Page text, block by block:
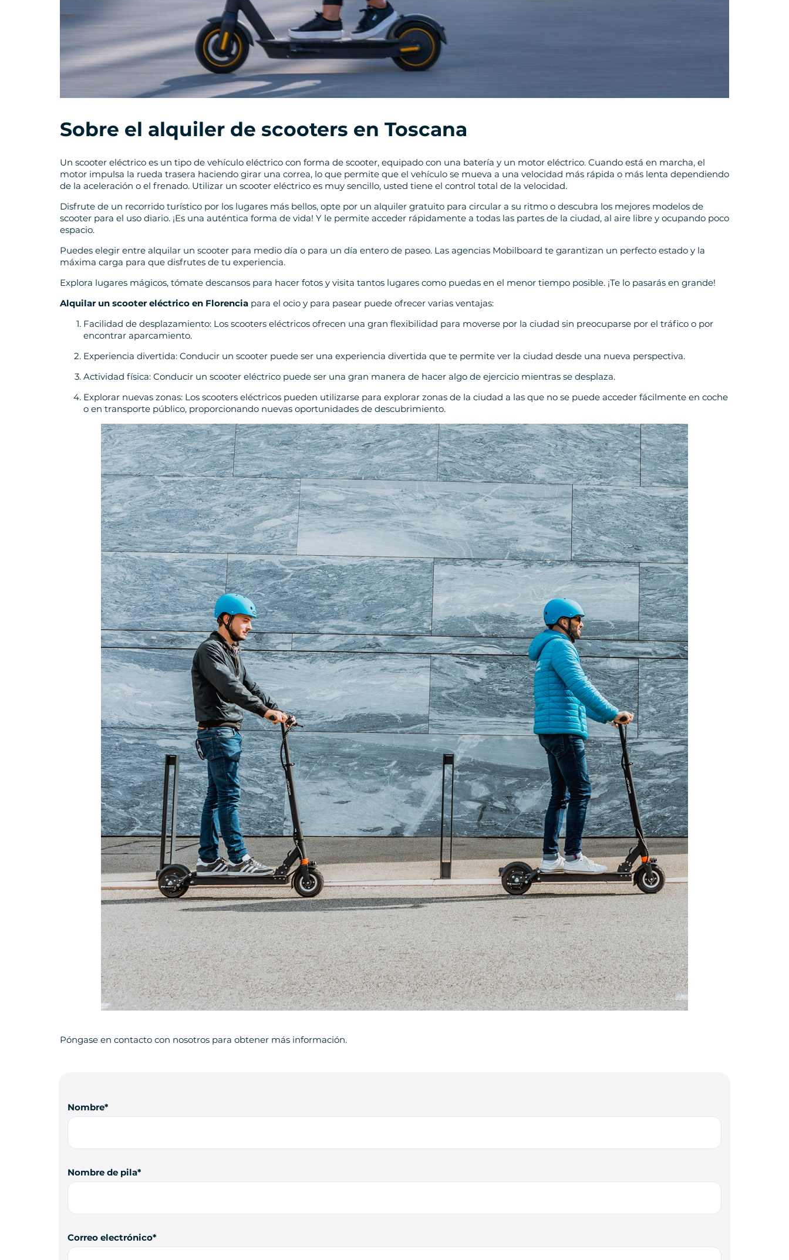
Sobre el alquiler de scooters en Toscana
Un scooter eléctrico es un tipo de vehículo eléctrico con forma de scooter, equipado con una batería y un motor eléctrico. Cuando está en marcha, el
motor impulsa la rueda trasera haciendo girar una correa, lo que permite que el vehículo se mueva a una velocidad más rápida o más lenta dependiendo
de la aceleración o el frenado. Utilizar un scooter eléctrico es muy sencillo, usted tiene el control total de la velocidad.
Disfrute de un recorrido turístico por los lugares más bellos, opte por un alquiler gratuito para circular a su ritmo o descubra los mejores modelos de
scooter para el uso diario. ¡Es una auténtica forma de vida! Y le permite acceder rápidamente a todas las partes de la ciudad, al aire libre y ocupando poco
espacio.
Puedes elegir entre alquilar un scooter para medio día o para un día entero de paseo. Las agencias Mobilboard te garantizan un perfecto estado y la
máxima carga para que disfrutes de tu experiencia.
Explora lugares mágicos, tómate descansos para hacer fotos y visita tantos lugares como puedas en el menor tiempo posible. ¡Te lo pasarás en grande!
Alquilar un scooter eléctrico en Florencia para el ocio y para pasear puede ofrecer varias ventajas:
Facilidad de desplazamiento: Los scooters eléctricos ofrecen una gran flexibilidad para moverse por la ciudad sin preocuparse por el tráfico o por
encontrar aparcamiento.
Experiencia divertida: Conducir un scooter puede ser una experiencia divertida que te permite ver la ciudad desde una nueva perspectiva.
Actividad física: Conducir un scooter eléctrico puede ser una gran manera de hacer algo de ejercicio mientras se desplaza.
Explorar nuevas zonas: Los scooters eléctricos pueden utilizarse para explorar zonas de la ciudad a las que no se puede acceder fácilmente en coche
o en transporte público, proporcionando nuevas oportunidades de descubrimiento.
Póngase en contacto con nosotros para obtener más información.
Nombre
Nombre de pila
Correo electrónico